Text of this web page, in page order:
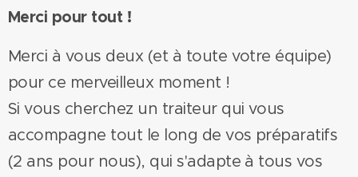
Merci pour tout !
Merci à vous deux (et à toute votre équipe)
pour ce merveilleux moment !
Si vous cherchez un traiteur qui vous
accompagne tout le long de vos préparatifs
(2 ans pour nous), qui s'adapte à tous vos